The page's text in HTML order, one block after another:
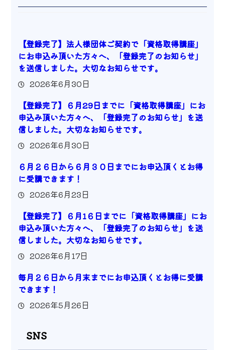
【登録完了】法人様団体ご契約で「資格取得講座」
にお申込み頂いた方々へ、「登録完了のお知らせ」
を送信しました。大切なお知らせです。
2026年6月30日
【登録完了】６月29日までに「資格取得講座」にお
申込み頂いた方々へ、「登録完了のお知らせ」を送
信しました。大切なお知らせです。
2026年6月30日
６月２６日から６月３０日までにお申込頂くとお得
に受講できます！
2026年6月23日
【登録完了】６月1６日までに「資格取得講座」にお
申込み頂いた方々へ、「登録完了のお知らせ」を送
信しました。大切なお知らせです。
2026年6月17日
毎月２６日から月末までにお申込頂くとお得に受講
できます！
2026年5月26日
SNS